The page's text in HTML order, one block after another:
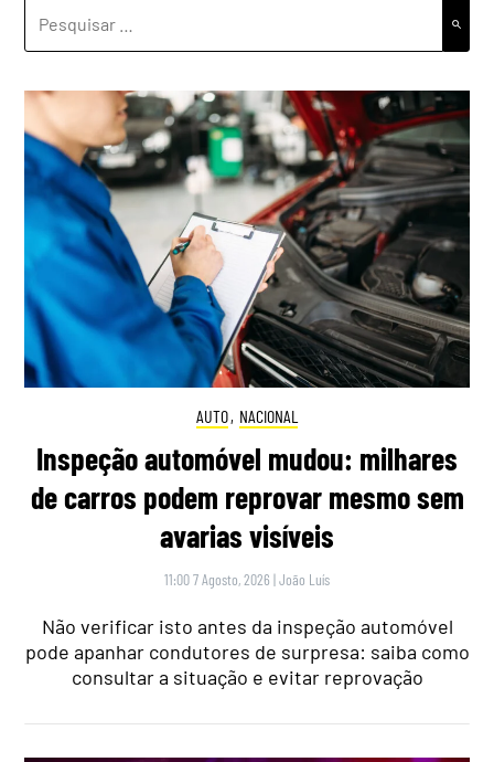
POR:
AUTO, NACIONAL
Inspeção automóvel mudou: milhares
de carros podem reprovar mesmo sem
avarias visíveis
11:00 7 Agosto, 2026 |João Luís
Não verificar isto antes da inspeção automóvel
pode apanhar condutores de surpresa: saiba como
consultar a situação e evitar reprovação